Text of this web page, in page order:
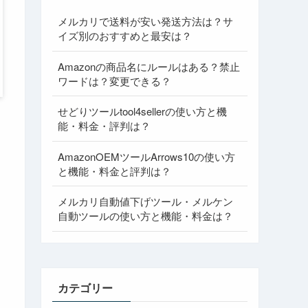
メルカリで送料が安い発送方法は？サ
イズ別のおすすめと最安は？
Amazonの商品名にルールはある？禁止
ワードは？変更できる？
せどりツールtool4sellerの使い方と機
能・料金・評判は？
AmazonOEMツールArrows10の使い方
と機能・料金と評判は？
メルカリ自動値下げツール・メルケン
自動ツールの使い方と機能・料金は？
カテゴリー